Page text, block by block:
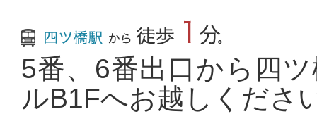
5番、6番出口から四
ルB1Fへお越しくださ